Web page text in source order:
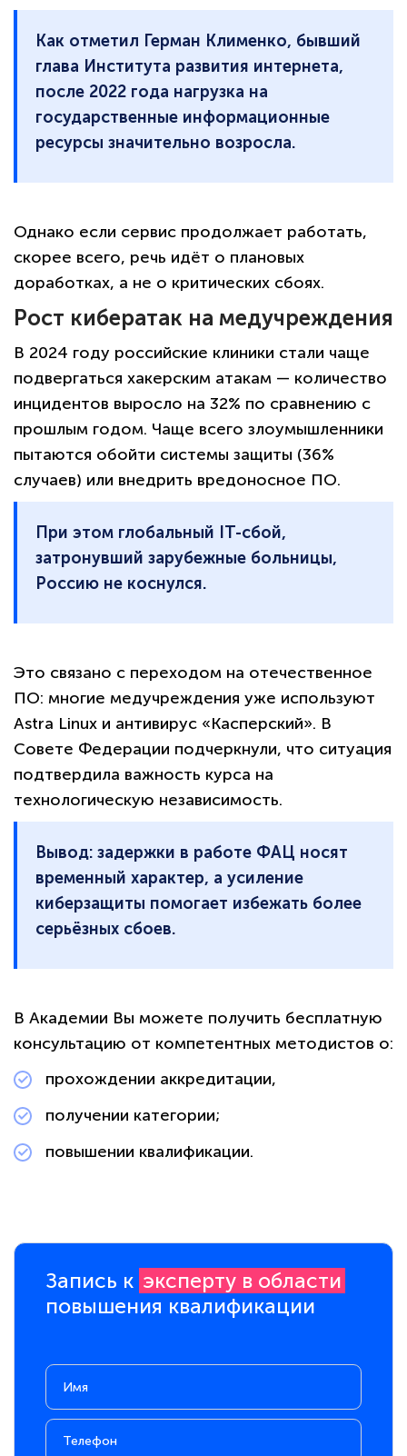
политикой
конфиденциальности сайта
Как отметил Герман Клименко, бывший
глава Института развития интернета,
после 2022 года нагрузка на
государственные информационные
ресурсы значительно возросла.
Однако если сервис продолжает работать,
скорее всего, речь идёт о плановых
доработках, а не о критических сбоях.
Рост кибератак на медучреждения
В 2024 году российские клиники стали чаще
подвергаться хакерским атакам — количество
инцидентов выросло на 32% по сравнению с
прошлым годом. Чаще всего злоумышленники
пытаются обойти системы защиты (36%
случаев) или внедрить вредоносное ПО.
При этом глобальный IT-сбой,
затронувший зарубежные больницы,
Россию не коснулся.
Это связано с переходом на отечественное
ПО: многие медучреждения уже используют
Astra Linux и антивирус «Касперский». В
Совете Федерации подчеркнули, что ситуация
подтвердила важность курса на
технологическую независимость.
Вывод: задержки в работе ФАЦ носят
временный характер, а усиление
киберзащиты помогает избежать более
серьёзных сбоев.
В Академии Вы можете получить бесплатную
консультацию от компетентных методистов о:
прохождении аккредитации,
получении категории;
повышении квалификации.
Запись к эксперту в области
повышения квалификации